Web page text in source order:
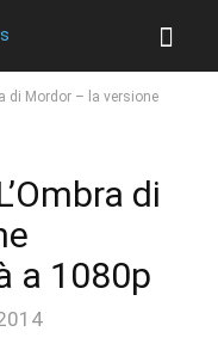
di Mordor – la versione
di
a 1080p